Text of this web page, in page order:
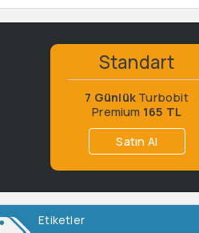
Standart
7 Günlük Turbobit
Premium 165 TL
Satın Al
Etiketler